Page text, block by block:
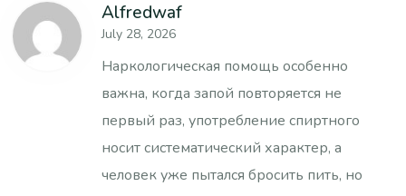
Alfredwaf
July 28, 2026
Наркологическая помощь особенно
важна, когда запой повторяется не
первый раз, употребление спиртного
носит систематический характер, а
человек уже пытался бросить пить, но